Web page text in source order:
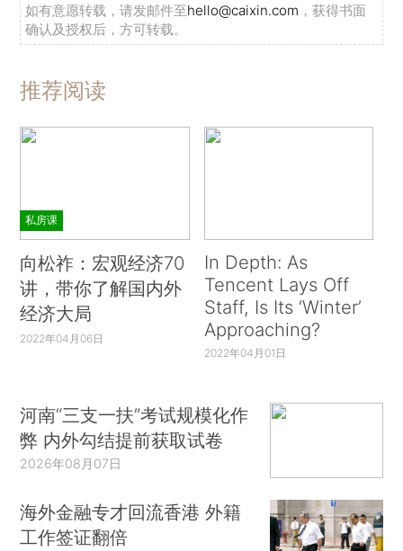
如有意愿转载，请发邮件至hello@caixin.com ，获得书面
确认及授权后，方可转载。
推荐阅读
私房课
向松祚：宏观经济70
讲，带你了解国内外
经济大局
2022年04月06日
In Depth: As
Tencent Lays Off
Staff, Is Its ‘Winter’
Approaching?
2022年04月01日
河南“三支一扶”考试规模化作
弊 内外勾结提前获取试卷
2026年08月07日
海外金融专才回流香港 外籍
工作签证翻倍